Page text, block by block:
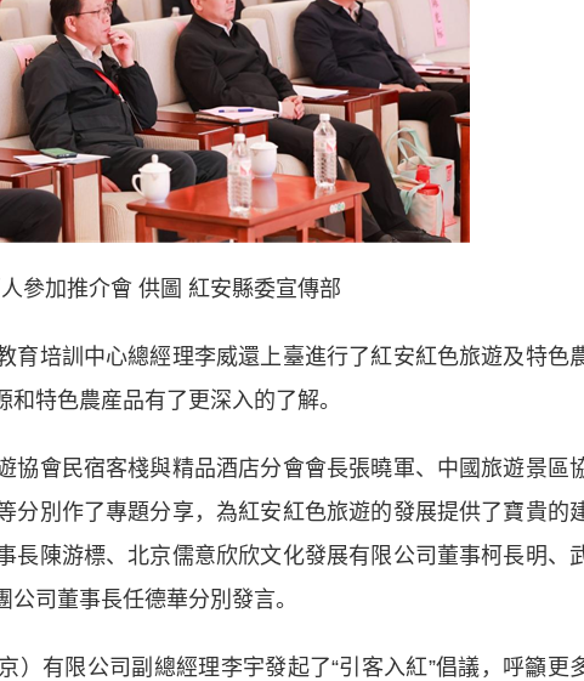
參加推介會 供圖 紅安縣委宣傳部
培訓中心總經理李威還上臺進行了紅安紅色旅遊及特色
特色農産品有了更深入的了解。
會民宿客棧與精品酒店分會會長張曉軍、中國旅遊景區
分別作了專題分享，為紅安紅色旅遊的發展提供了寶貴的
長陳游標、北京儒意欣欣文化發展有限公司董事柯長明、
司董事長任德華分別發言。
有限公司副總經理李宇發起了“引客入紅”倡議，呼籲更